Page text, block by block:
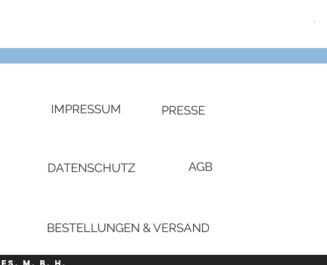
€
IMPRESSUM PRESSE
DATENSCHUTZ AGB
BESTELLUNGEN & VERSAND